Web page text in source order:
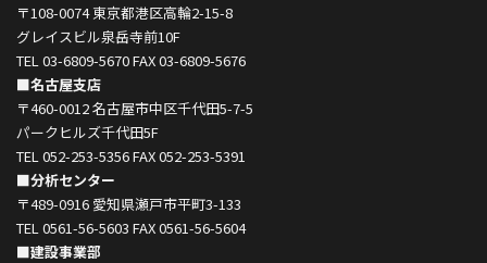
〒108-0074 東京都港区高輪2-15-8
グレイスビル泉岳寺前10F
TEL 03-6809-5670 FAX 03-6809-5676
■名古屋支店
〒460-0012 名古屋市中区千代田5-7-5
パークヒルズ千代田5F
TEL 052-253-5356 FAX 052-253-5391
■分析センター
〒489-0916 愛知県瀬戸市平町3-133
TEL 0561-56-5603 FAX 0561-56-5604
■建設事業部